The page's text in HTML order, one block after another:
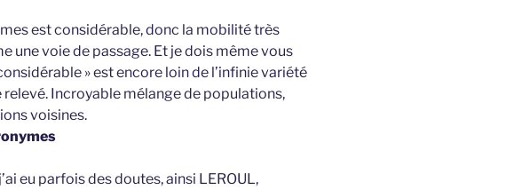
est considérable, donc la mobilité très
une voie de passage. Et je dois même vous
» est encore loin de l’infinie variété
Incroyable mélange de populations,
voisines.
eu parfois des doutes, ainsi LEROUL,